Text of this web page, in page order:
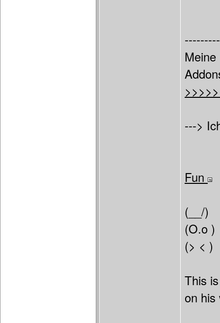
--->
Fun
(__/)
(O.o )
(> < )
This
on his